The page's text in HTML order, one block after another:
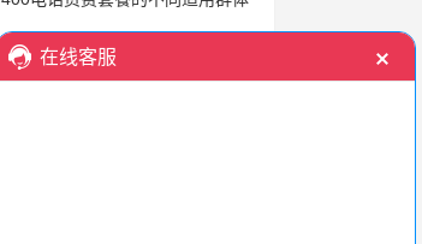
400电话让企业更好的服务客户，是长远发展的标配专线